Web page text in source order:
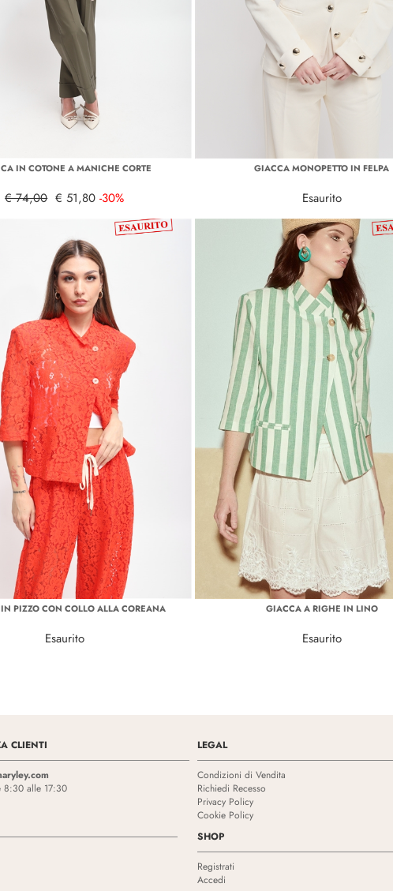
IN COTONE A MANICHE CORTE
€ 74,00 € 51,80 -30%
GIACCA MONOPETTO IN FELPA
Esaurito
PIZZO CON COLLO ALLA COREANA
Esaurito
GIACCA A RIGHE IN LINO
Esaurito
CLIENTI
8:30 alle 17:30
LEGAL
Condizioni di Vendita
Richiedi Recesso
Privacy Policy
Cookie Policy
SHOP
Registrati
Accedi